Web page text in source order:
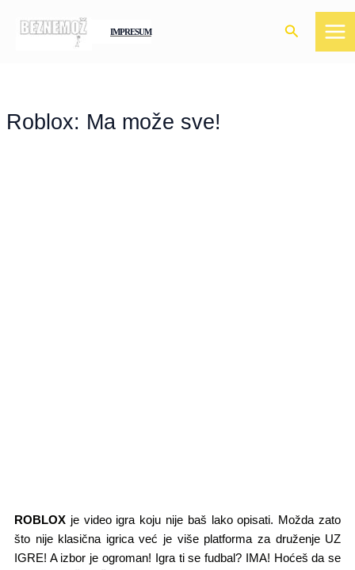
IMPRESUM Search
Roblox: Ma može sve!
ROBLOXje video igra koju nije baš lako opisati. Možda zato
što nije klasična igrica već je više platforma za druženje UZ
IGRE! A izbor je ogroman! Igra ti se fudbal? IMA! Hoćeš da se